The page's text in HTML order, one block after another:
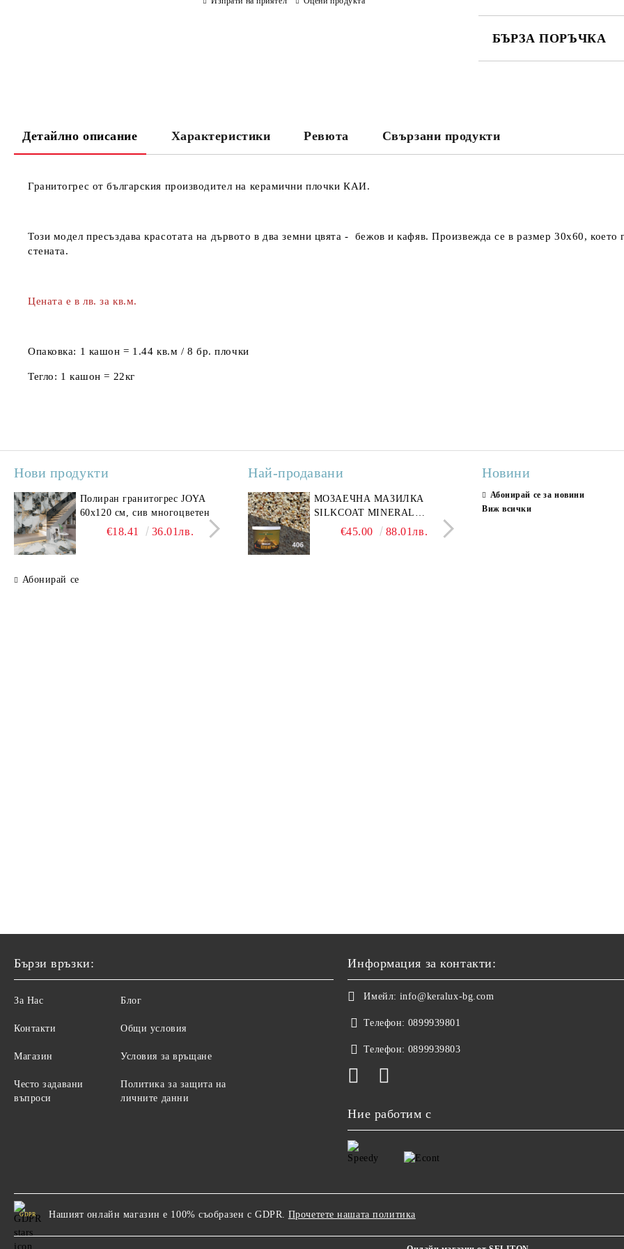
БЪРЗА ПОРЪЧКА
Детайлно описание Характеристики Ревюта Свързани продукти
Гранитогрес от българския производител на керамични плочки КАИ.
Този модел пресъздава красотата на дървото в два земни цвята - бежов и кафяв. Произвежда се в размер 30х60,
стената.
Цената е в лв. за кв.м.
Опаковка: 1 кашон = 1.44 кв.м / 8 бр. плочки
Тегло: 1 кашон = 22кг
Нови продукти
Полиран гранитогрес JOYA
60x120 см, сив многоцветен
€18.41 36.01лв.
Полиран гранитогрес
SAVONA GREY 60x120 см,
светло сив мрамор
€22.50 44.01лв.
Гранитогрес LESY GREY
GOLD 60х120см, тип
Абонирай се
Най-продавани
МОЗАЕЧНА МАЗИЛКА
SILKCOAT MINERAL
PLASTER STONE, СИТЕН
€45.00 88.01лв.
СТЕННИ ПЛОЧКИ
30X90CM, ГЛАНЦ
Новини
Абонирай се за новини
Виж всички
Бързи връзки:
За Нас
Контакти
Магазин
Често задавани
въпроси
Блог
Общи условия
Условия за връщане
Политика за защита на
личните данни
Информация за контакти:
Имейл: info@keralux-bg.com
Телефон: 0899939801
Телефон: 0899939803
Ние работим с
GDPR Нашият онлайн магазин е 100% съобразен с GDPR. Прочетете нашата политика